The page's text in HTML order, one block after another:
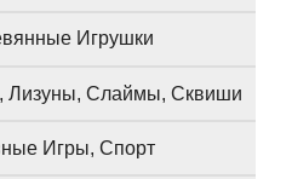
Игрушки
Лизуны, Слаймы, Сквиши
Игры, Спорт